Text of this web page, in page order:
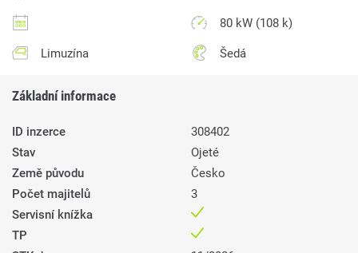
80 kW (108 k)
Limuzína Šedá
Základní informace
ID inzerce
308402
Stav
Ojeté
Země původu
Česko
Počet majitelů
3
Servisní knížka
TP